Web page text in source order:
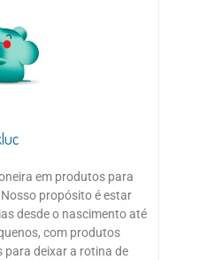
em produtos para
propósito é estar
desde o nascimento até
com produtos
para deixar a rotina de